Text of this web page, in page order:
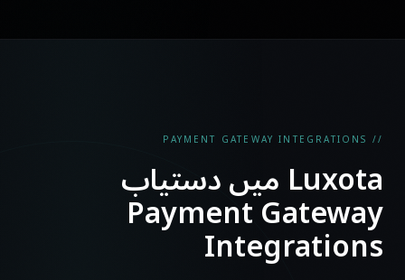
// PAYMENT GATEWAY INTEGRATIONS
Luxota میں دستیاب
Payment Gateway
Integrations